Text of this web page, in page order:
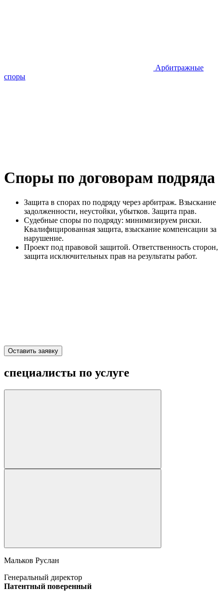
Арбитражные
споры
Споры по договорам подряда
Защита в спорах по подряду через арбитраж. Взыскание
задолженности, неустойки, убытков. Защита прав.
Судебные споры по подряду: минимизируем риски.
Квалифицированная защита, взыскание компенсации за
нарушение.
Проект под правовой защитой. Ответственность сторон,
защита исключительных прав на результаты работ.
Оставить заявку
специалисты по услуге
Мальков Руслан
Генеральный директор
Патентный поверенный